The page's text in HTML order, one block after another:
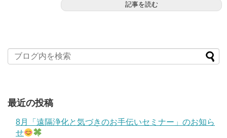
記事を読む
最近の投稿
8月「遠隔浄化と気づきのお手伝いセミナー」のお知ら
せ